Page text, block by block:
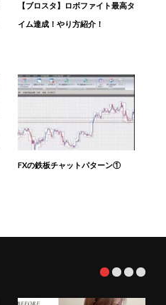
【ブロスタ】ロボファイト最高タ
イム達成！やり方紹介！
FXの鉄板チャットパターン①